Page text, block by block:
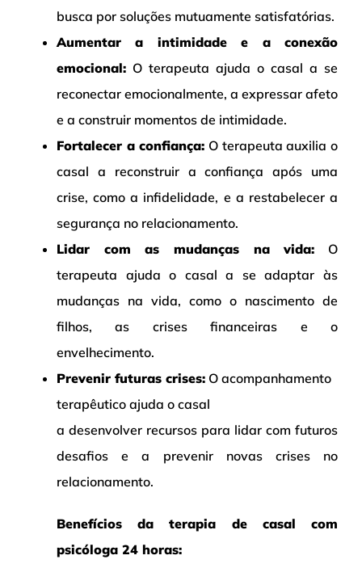
busca por soluções mutuamente satisfatórias.
Aumentar a intimidade e a conexão
emocional: O terapeuta ajuda o casal a se
reconectar emocionalmente, a expressar afeto
e a construir momentos de intimidade.
Fortalecer a confiança: O terapeuta auxilia o
casal a reconstruir a confiança após uma
crise, como a infidelidade, e a restabelecer a
segurança no relacionamento.
Lidar com as mudanças na vida: O
terapeuta ajuda o casal a se adaptar às
mudanças na vida, como o nascimento de
filhos, as crises financeiras e o
envelhecimento.
Prevenir futuras crises: O acompanhamento
terapêutico ajuda o casal
a desenvolver recursos para lidar com futuros
desafios e a prevenir novas crises no
relacionamento.
Benefícios da terapia de casal com
psicóloga 24 horas: